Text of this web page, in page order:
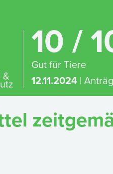
10 /
Gut für Tiere
12.11.2024 |